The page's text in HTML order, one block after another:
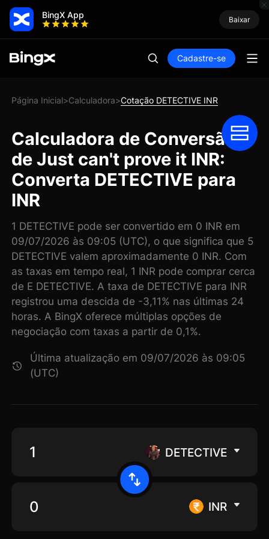
BingX App Baixar
Cadastre-se
Página Inicial>Calculadora>Cotação DETECTIVE INR
Calculadora de Conversão
de Just can't prove it INR:
Converta DETECTIVE para
INR
1 DETECTIVE pode ser convertido em 0 INR em
09/07/2026 às 09:05 (UTC), o que significa que 5
DETECTIVE valem aproximadamente 0 INR. Com
as taxas em tempo real, 1 INR pode comprar cerca
de E DETECTIVE. A taxa de DETECTIVE para INR
registrou uma descida de -3,11% nas últimas 24
horas. A BingX oferece múltiplas opções de
negociação com taxas a partir de 0,1%.
Última atualização em 09/07/2026 às 09:05
(UTC)
DETECTIVE
INR